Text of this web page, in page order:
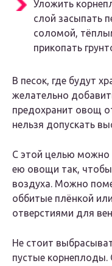
Уложить
слой засыпать
соломой,
прикопать
В песок, где будут
желательно
предохранит овощ
нельзя допускать
С этой целью можно
ею овощи так,
воздуха. Можно
оббитые плёнкой
отверстиями для
Не стоит
пустые корнеплоды.